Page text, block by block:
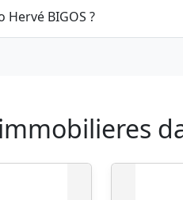
Comment contacter 3G Immo Hervé BIGOS ?